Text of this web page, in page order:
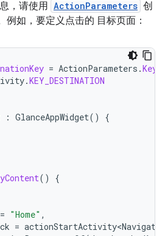
，请使用 ActionParameters 创
例如，要定义点击的 目标页面：
= ActionParameters .
.KEY_DESTINATION
: GlanceAppWidget() {
()
{
= "Home" ,
=